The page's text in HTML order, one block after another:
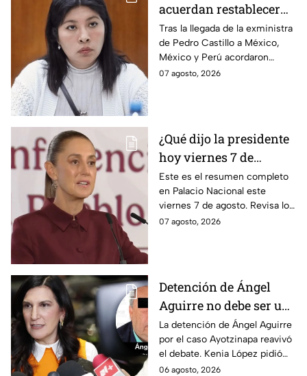
acuerdan restablecer
relaciones
diplomáticas tras
llegada de Betssy
Chávez al país
Tras la llegada de la exministra
de Pedro Castillo a México,
México y Perú acordaron
reanudar relaciones desde
07 agosto, 2026
¿Qué dijo la presidente
hoy viernes 7 de
agosto? Resumen EN
VIVO
Este es el resumen completo
en Palacio Nacional este
viernes 7 de agosto. Revisa los
datos presentados y las
07 agosto, 2026
Detención de Ángel
Aguirre no debe ser un
distractor, pide Kenia
López; exige justicia
por caso Ayotzinapa
La detención de Ángel Aguirre
por el caso Ayotzinapa reavivó
el debate. Kenia López pidió
que no sea un distractor
06 agosto, 2026